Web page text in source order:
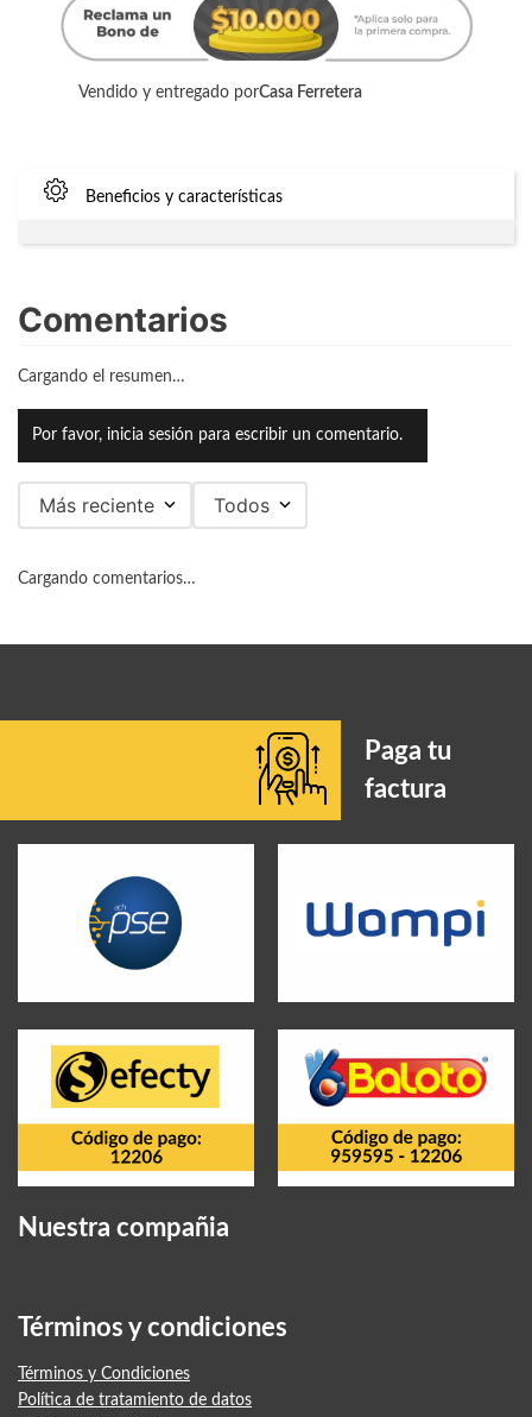
Vendido y entregado porCasa Ferretera
Beneficios y características
Comentarios
Cargando el resumen…
Por favor, inicia sesión para escribir un comentario.
Más reciente Todos
Cargando comentarios…
Paga tu
factura
Nuestra compañia
Términos y condiciones
Términos y Condiciones
Política de tratamiento de datos